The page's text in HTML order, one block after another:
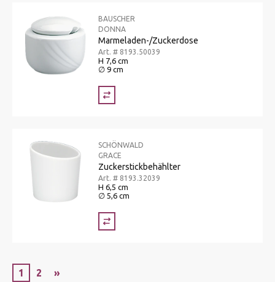
BAUSCHER
DONNA
Marmeladen-/Zuckerdose
Art. # 8193.50039
H 7,6 cm
∅ 9 cm
SCHÖNWALD
GRACE
Zuckerstickbehählter
Art. # 8193.32039
H 6,5 cm
∅ 5,6 cm
1 2 »